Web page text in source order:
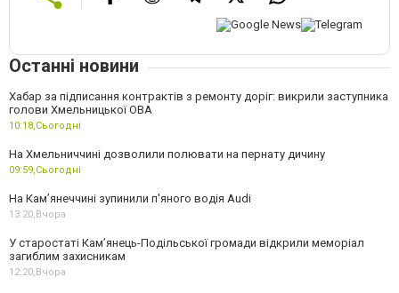
Останні новини
Хабар за підписання контрактів з ремонту доріг: викрили заступника
голови Хмельницької ОВА
10:18,Сьогодні
На Хмельниччині дозволили полювати на пернату дичину
09:59,Сьогодні
На Камʼянеччині зупинили п'яного водія Audi
13:20, Вчора
У старостаті Кам’янець-Подільської громади відкрили меморіал
загиблим захисникам
12:20, Вчора